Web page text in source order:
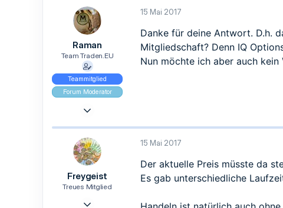
Raman
Team Traden.EU
Teammitglied
Forum Moderator
15 Mai 2017
Danke für deine Antwort. D.h.
Mitgliedschaft? Denn IQ
Nun möchte ich aber auch kein
Freygeist
Treues Mitglied
15 Mai 2017
Der aktuelle Preis müsste da
Es gab unterschiedliche